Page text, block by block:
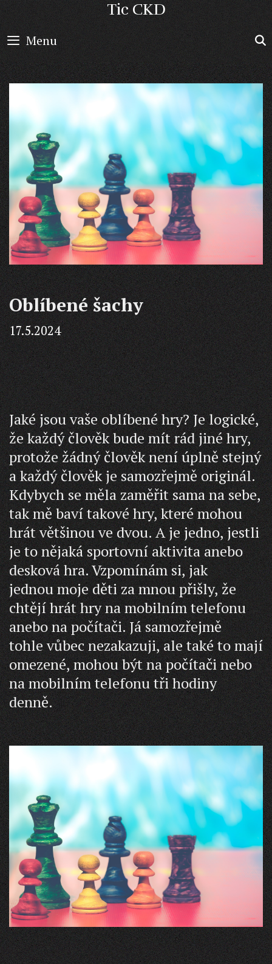
Skip
content
Tic CKD
Menu
Oblíbené šachy
17.5.2024
Jaké jsou vaše oblíbené hry? Je logické,
že každý člověk bude mít rád jiné hry,
protože žádný člověk není úplně stejný
a každý člověk je samozřejmě originál.
Kdybych se měla zaměřit sama na sebe,
tak mě baví takové hry, které mohou
hrát většinou ve dvou. A je jedno, jestli
je to nějaká sportovní aktivita anebo
desková hra. Vzpomínám si, jak
jednou moje děti za mnou přišly, že
chtějí hrát hry na mobilním telefonu
anebo na počítači. Já samozřejmě
tohle vůbec nezakazuji, ale také to mají
omezené, mohou být na počítači nebo
na mobilním telefonu tři hodiny
denně.